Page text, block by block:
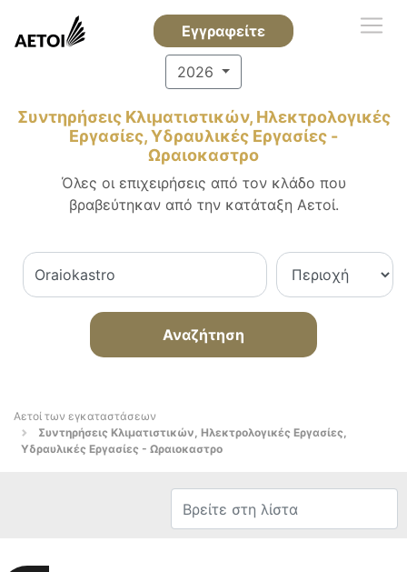
Εγγραφείτε
2026
Συντηρήσεις Κλιματιστικών, Ηλεκτρολογικές
Εργασίες, Υδραυλικές Εργασίες -
Ωραιοκαστρο
Όλες οι επιχειρήσεις από τον κλάδο που
βραβεύτηκαν από την κατάταξη Αετοί.
Αναζήτηση
Αετοί των εγκαταστάσεων
Συντηρήσεις Κλιματιστικών, Ηλεκτρολογικές Εργασίες,
Υδραυλικές Εργασίες - Ωραιοκαστρο